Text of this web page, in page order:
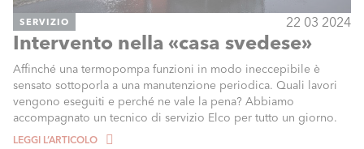
SERVIZIO 22 03 2024
Intervento nella «casa svedese»
Affinché una termopompa funzioni in modo ineccepibile è
sensato sottoporla a una manutenzione periodica. Quali lavori
vengono eseguiti e perché ne vale la pena? Abbiamo
accompagnato un tecnico di servizio Elco per tutto un giorno.
LEGGI L’ARTICOLO